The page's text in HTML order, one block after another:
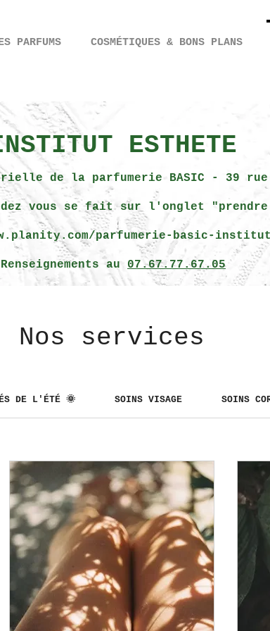
PARFUMS COSMÉTIQUES & BONS PLANS
Nos services
DE L'ÉTÉ 🌞 SOINS VISAGE SOINS
ESTHETE
de la parfumerie BASIC - 39
vous se fait sur l'onglet "prendre
parfumerie-basic-
Renseignements au 07.67.77.67.05